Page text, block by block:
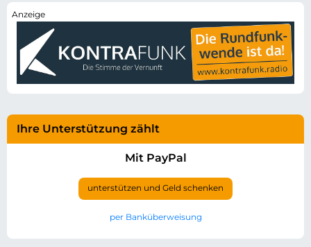
Ihre Unterstützung zählt
Mit PayPal
unterstützen und Geld schenken
per Banküberweisung